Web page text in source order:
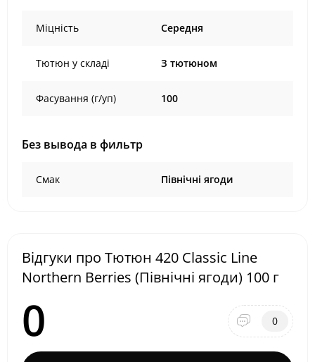
Міцність Середня
Тютюн у складі З тютюном
Фасування (г/уп) 100
Без вывода в фильтр
Смак Північні ягоди
Відгуки про Тютюн 420 Classic Line
Northern Berries (Північні ягоди) 100 г
0 0